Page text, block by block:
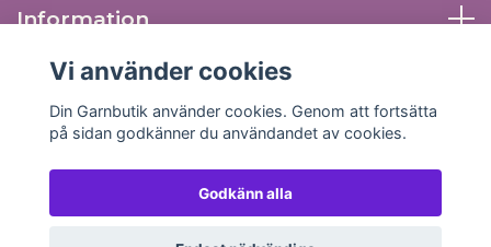
Information
Sociala medier
© 2026 Din Garnbutik
Vi använder cookies
Din Garnbutik använder cookies. Genom att fortsätta
på sidan godkänner du användandet av cookies.
Godkänn alla